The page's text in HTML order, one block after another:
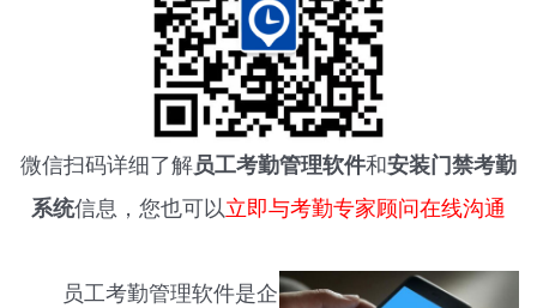
微信扫码详细了解员工考勤管理软件和安装门禁考勤
系统信息，您也可以立即与考勤专家顾问在线沟通
员工考勤管理软件是企